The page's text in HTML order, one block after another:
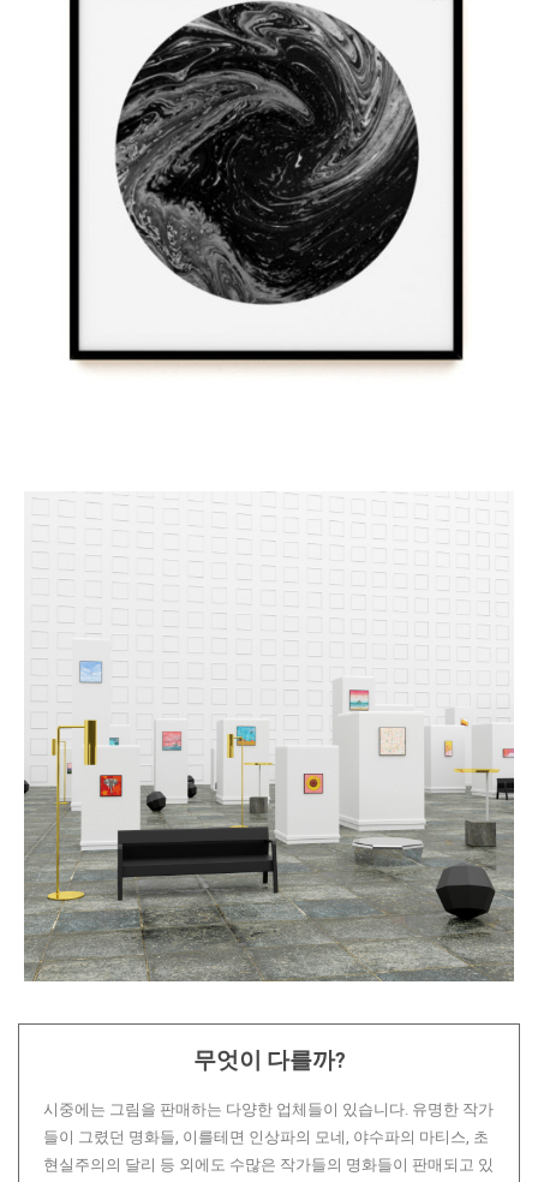
무엇이 다를까?
시중에는 그림을 판매하는 다양한 업체들이 있습니다. 유명한 작가
들이 그렸던 명화들, 이를테면 인상파의 모네, 야수파의 마티스, 초
현실주의의 달리 등 외에도 수많은 작가들의 명화들이 판매되고 있